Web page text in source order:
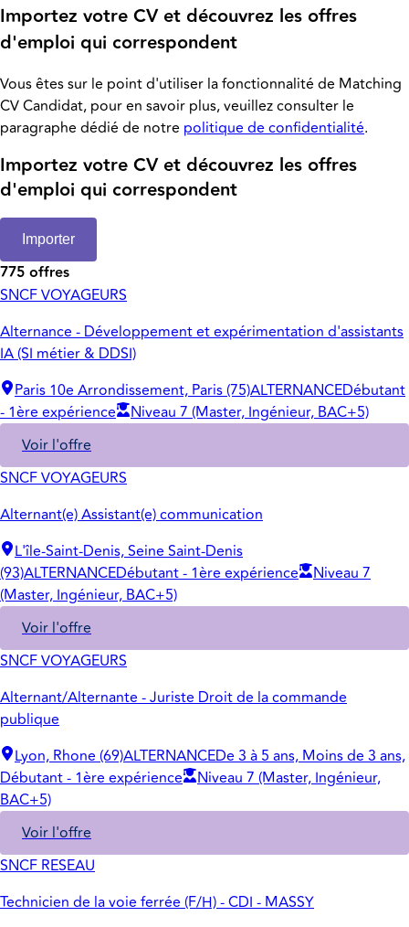
Importez votre CV et découvrez les offres
d'emploi qui correspondent
Vous êtes sur le point d'utiliser la fonctionnalité de Matching
CV Candidat, pour en savoir plus, veuillez consulter le
paragraphe dédié de notre politique de confidentialité.
Importez votre CV et découvrez les offres
d'emploi qui correspondent
Importer
775 offres
SNCF VOYAGEURS
Alternance - Développement et expérimentation d'assistants
IA (SI métier & DDSI)
Paris 10e Arrondissement, Paris (75)ALTERNANCEDébutant
- 1ère expérience
Niveau 7 (Master, Ingénieur, BAC+5)
Voir l'offre
SNCF VOYAGEURS
Alternant(e) Assistant(e) communication
L'île-Saint-Denis, Seine Saint-Denis
(93)ALTERNANCEDébutant - 1ère expérience
Niveau 7
(Master, Ingénieur, BAC+5)
Voir l'offre
SNCF VOYAGEURS
Alternant/Alternante - Juriste Droit de la commande
publique
Lyon, Rhone (69)ALTERNANCEDe 3 à 5 ans, Moins de 3 ans,
Débutant - 1ère expérience
Niveau 7 (Master, Ingénieur,
BAC+5)
Voir l'offre
SNCF RESEAU
Technicien de la voie ferrée (F/H) - CDI - MASSY